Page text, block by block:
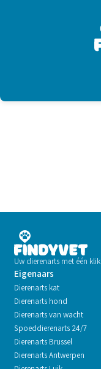
Uw dierenarts met één klik
Eigenaars
Dierenarts kat
Dierenarts hond
Dierenarts van wacht
Spoeddierenarts 24/7
Dierenarts Brussel
Dierenarts Antwerpen